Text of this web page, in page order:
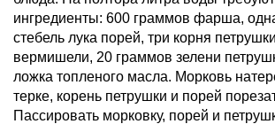
ингредиенты: 600 граммов фарша,
стебель лука порей, три корня
вермишели, 20 граммов зелени
ложка топленого масла. Морковь
терке, корень петрушки и порей
Пассировать морковку, порей и